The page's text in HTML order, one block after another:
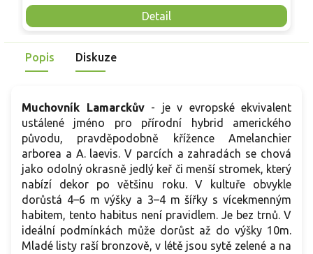
Detail
medonosnými květy v nápadných latách. Po odkvětu tvoří
dekorativní lusky. Je mrazuvzdorný, dlouhověký a vhodný
jako solitéra do zahrad, parků i městských výsadeb.
Popis Diskuze
Muchovník Lamarckův - je v evropské ekvivalent
ustálené jméno pro přírodní hybrid amerického
původu, pravděpodobně křížence Amelanchier
arborea a A. laevis. V parcích a zahradách se chová
jako odolný okrasně jedlý keř či menší stromek, který
nabízí dekor po většinu roku. V kultuře obvykle
dorůstá 4–6 m výšky a 3–4 m šířky s vícekmenným
habitem, tento habitus není pravidlem. Je bez trnů. V
ideální podmínkách může dorůst až do výšky 10m.
Mladé listy raší bronzově, v létě jsou sytě zelené a na